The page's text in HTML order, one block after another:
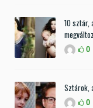
10 sztár,
0
Sztárok,
0